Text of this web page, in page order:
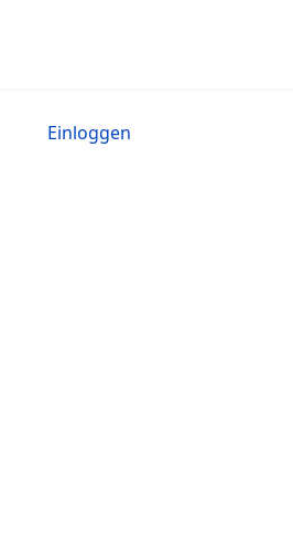
Einloggen